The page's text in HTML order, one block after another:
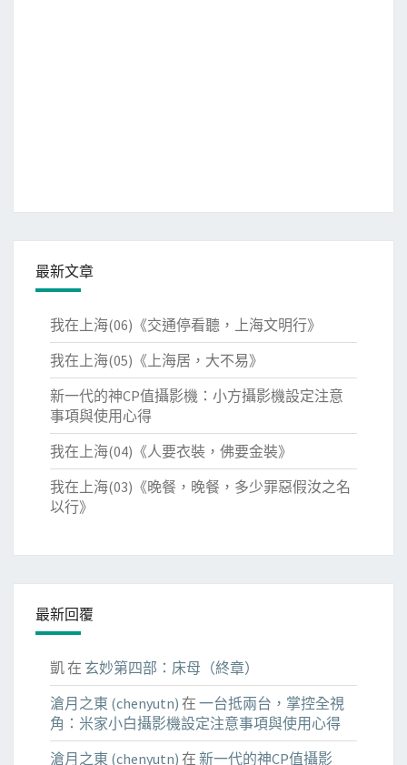
最新文章
我在上海(06)《交通停看聽，上海文明行》
我在上海(05)《上海居，大不易》
新一代的神CP值攝影機：小方攝影機設定注意
事項與使用心得
我在上海(04)《人要衣裝，佛要金裝》
我在上海(03)《晚餐，晚餐，多少罪惡假汝之名
以行》
最新回覆
凱在 玄妙第四部：床母（終章）
滄月之東 (chenyutn) 在 一台抵兩台，掌控全視
角：米家小白攝影機設定注意事項與使用心得
滄月之東 (chenyutn) 在 新一代的神CP值攝影